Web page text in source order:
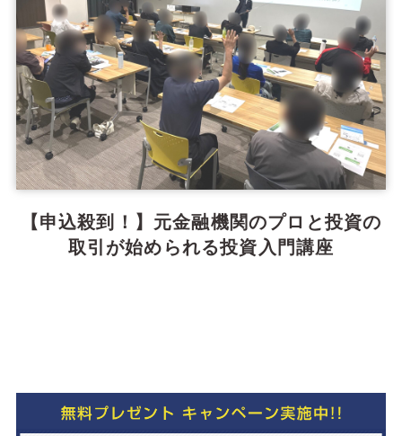
【申込殺到！】元金融機関のプロと投資の
取引が始められる投資入門講座